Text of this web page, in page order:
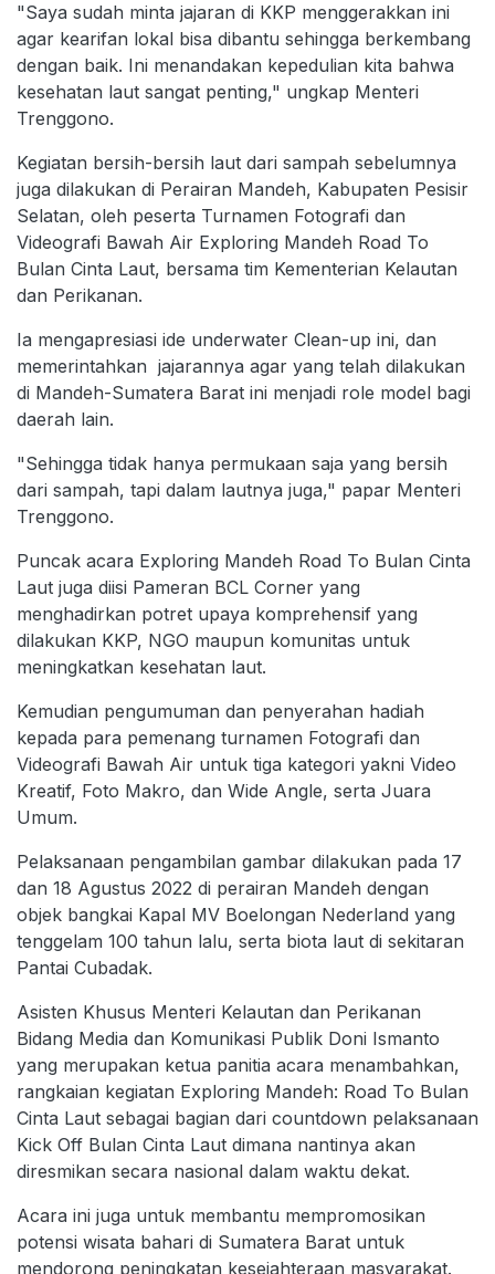
"Saya sudah minta jajaran di KKP menggerakkan ini
agar kearifan lokal bisa dibantu sehingga berkembang
dengan baik. Ini menandakan kepedulian kita bahwa
kesehatan laut sangat penting," ungkap Menteri
Trenggono.
Kegiatan bersih-bersih laut dari sampah sebelumnya
juga dilakukan di Perairan Mandeh, Kabupaten Pesisir
Selatan, oleh peserta Turnamen Fotografi dan
Videografi Bawah Air Exploring Mandeh Road To
Bulan Cinta Laut, bersama tim Kementerian Kelautan
dan Perikanan.
Ia mengapresiasi ide underwater Clean-up ini, dan
memerintahkan jajarannya agar yang telah dilakukan
di Mandeh-Sumatera Barat ini menjadi role model bagi
daerah lain.
"Sehingga tidak hanya permukaan saja yang bersih
dari sampah, tapi dalam lautnya juga," papar Menteri
Trenggono.
Puncak acara Exploring Mandeh Road To Bulan Cinta
Laut juga diisi Pameran BCL Corner yang
menghadirkan potret upaya komprehensif yang
dilakukan KKP, NGO maupun komunitas untuk
meningkatkan kesehatan laut.
Kemudian pengumuman dan penyerahan hadiah
kepada para pemenang turnamen Fotografi dan
Videografi Bawah Air untuk tiga kategori yakni Video
Kreatif, Foto Makro, dan Wide Angle, serta Juara
Umum.
Pelaksanaan pengambilan gambar dilakukan pada 17
dan 18 Agustus 2022 di perairan Mandeh dengan
objek bangkai Kapal MV Boelongan Nederland yang
tenggelam 100 tahun lalu, serta biota laut di sekitaran
Pantai Cubadak.
Asisten Khusus Menteri Kelautan dan Perikanan
Bidang Media dan Komunikasi Publik Doni Ismanto
yang merupakan ketua panitia acara menambahkan,
rangkaian kegiatan Exploring Mandeh: Road To Bulan
Cinta Laut sebagai bagian dari countdown pelaksanaan
Kick Off Bulan Cinta Laut dimana nantinya akan
diresmikan secara nasional dalam waktu dekat.
Acara ini juga untuk membantu mempromosikan
potensi wisata bahari di Sumatera Barat untuk
mendorong peningkatan kesejahteraan masyarakat.